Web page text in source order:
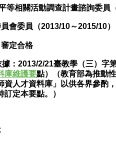
等相關活動調查計畫諮詢委員
會委員（2013/10～2015/10）
定合格
據 ：2013/2/21臺教學（三）字
庫維護要點）（教育部為推動
資人才資料庫」以供各界參酌
定本要點。）